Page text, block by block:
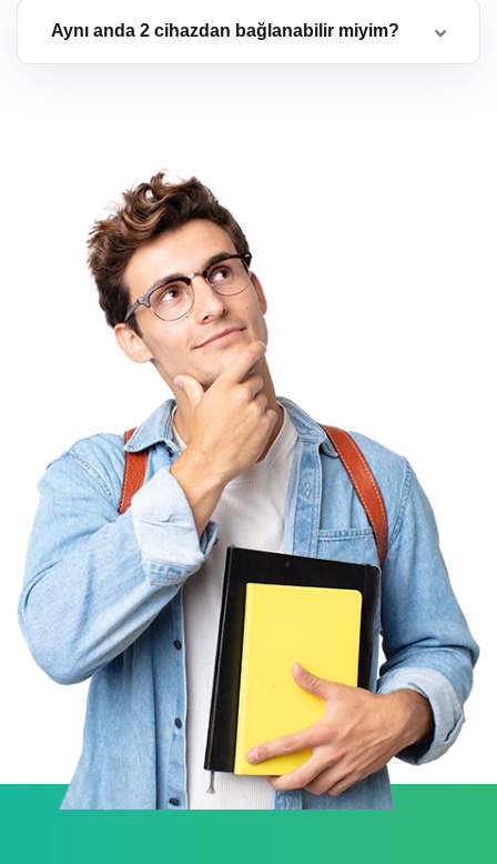
Aynı anda 2 cihazdan bağlanabilir miyim?